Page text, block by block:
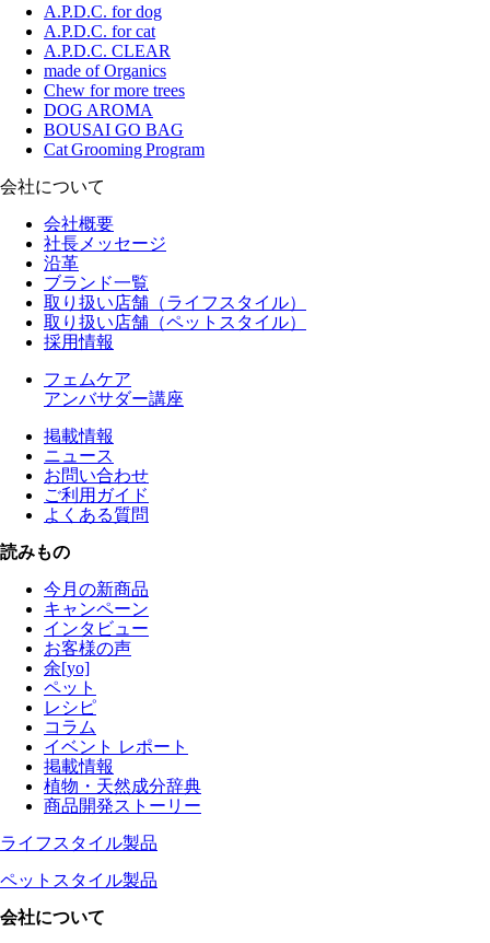
A.P.D.C. for dog
A.P.D.C. for cat
A.P.D.C. CLEAR
made of Organics
Chew for more trees
DOG AROMA
BOUSAI GO BAG
Cat Grooming Program
会社について
会社概要
社長メッセージ
沿革
ブランド一覧
取り扱い店舗（ライフスタイル）
取り扱い店舗（ペットスタイル）
採用情報
フェムケア
アンバサダー講座
掲載情報
ニュース
お問い合わせ
ご利用ガイド
よくある質問
読みもの
今月の新商品
キャンペーン
インタビュー
お客様の声
余[yo]
ペット
レシピ
コラム
イベント レポート
掲載情報
植物・天然成分辞典
商品開発ストーリー
ライフスタイル製品
ペットスタイル製品
会社について